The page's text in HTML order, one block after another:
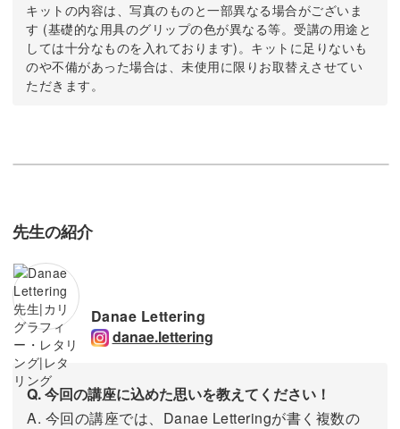
キットの内容は、写真のものと一部異なる場合がございま
す (基礎的な用具のグリップの色が異なる等。受講の用途と
しては十分なものを入れております)。キットに足りないも
のや不備があった場合は、未使用に限りお取替えさせてい
ただきます。
先生の紹介
Danae Lettering
danae.lettering
Q. 今回の講座に込めた思いを教えてください！
A. 今回の講座では、Danae Letteringが書く複数の